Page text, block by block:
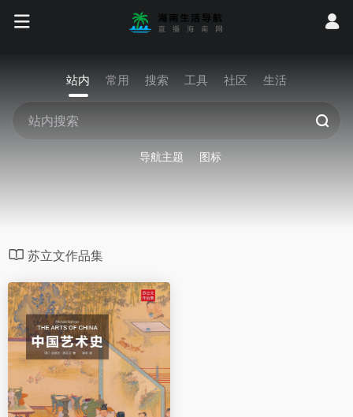
站内 常用 搜索 工具 社区 生活
导航主题 图标
苏立文作品集